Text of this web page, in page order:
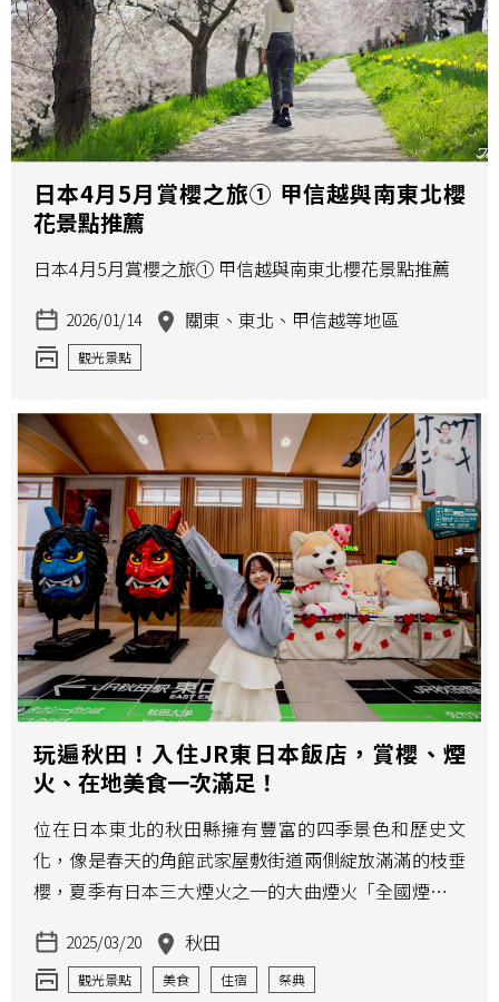
日本4月5月賞櫻之旅① 甲信越與南東北櫻
花景點推薦
日本4月5月賞櫻之旅① 甲信越與南東北櫻花景點推薦
2026/01/14 關東、東北、甲信越等地區
觀光景點
玩遍秋田！入住JR東日本飯店，賞櫻、煙
火、在地美食一次滿足！
位在日本東北的秋田縣擁有豐富的四季景色和歷史文
化，像是春天的角館武家屋敷街道兩側綻放滿滿的枝垂
櫻，夏季有日本三大煙火之一的大曲煙火「全國煙火競
缺的一部分，推薦兩間由JR東日本經營的優質飯店、大
曲煙火、周邊值得造訪的景點，讓您的秋田之旅更加充
2025/03/20 秋田
觀光景點 美食 住宿 祭典